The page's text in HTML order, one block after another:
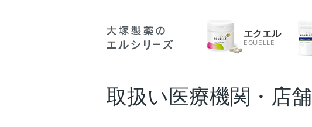
エクエル
EQUELLE
取扱い医療機関・店舗